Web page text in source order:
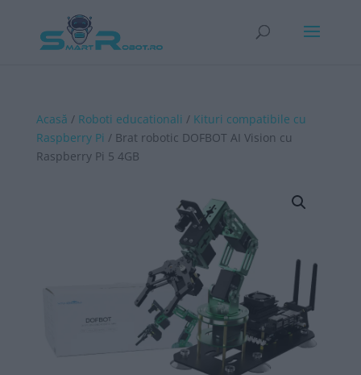
Acasă / Roboti educationali / Kituri compatibile cu
Raspberry Pi / Brat robotic DOFBOT AI Vision cu
Raspberry Pi 5 4GB